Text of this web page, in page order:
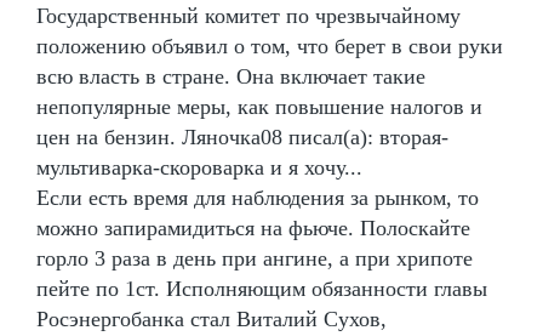
Государственный комитет по чрезвычайному
положению объявил о том, что берет в свои руки
всю власть в стране. Она включает такие
непопулярные меры, как повышение налогов и
цен на бензин. Ляночка08 писал(а): вторая-
мультиварка-скороварка и я хочу...
Если есть время для наблюдения за рынком, то
можно запирамидиться на фьюче. Полоскайте
горло 3 раза в день при ангине, а при хрипоте
пейте по 1ст. Исполняющим обязанности главы
Росэнергобанка стал Виталий Сухов,